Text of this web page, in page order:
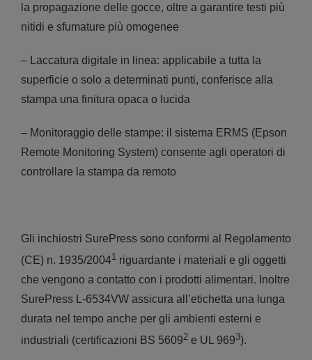
la propagazione delle gocce, oltre a garantire testi più
nitidi e sfumature più omogenee
– Laccatura digitale in linea: applicabile a tutta la
superficie o solo a determinati punti, conferisce alla
stampa una finitura opaca o lucida
– Monitoraggio delle stampe: il sistema ERMS (Epson
Remote Monitoring System) consente agli operatori di
controllare la stampa da remoto
Gli inchiostri SurePress sono conformi al Regolamento
(CE) n. 1935/20041riguardante i materiali e gli oggetti
che vengono a contatto con i prodotti alimentari. Inoltre
SurePress L-6534VW assicura all’etichetta una lunga
durata nel tempo anche per gli ambienti esterni e
industriali (certificazioni BS 56092 e UL 9693).